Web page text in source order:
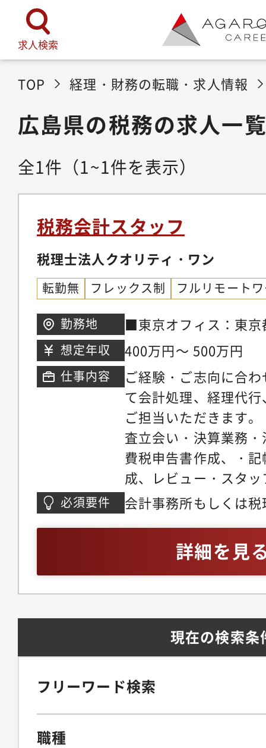
求人検索
TOP 経理・財務の転職・求人情報
広島県の税務の求人一
全1件 （1~1件を表示）
税務会計スタッフ
税理士法人クオリティ・ワン
転勤無 フレックス制 フルリモート
勤務地
■東京オフィス：東
1 喜京家ビル2階■仙
台市青葉区本町1-
想定年収 400万円～ 500万円
仕事内容
ご経験・ご志向に合
て会計処理、経理代
ご担当いただきます
査立会い・決算業務
費税申告書作成、・
成、レビュー・スタ
ステム】型弥生会計
必須要件
会計事務所もしくは
詳細を見
現在の検索条
フリーワード検索
職種